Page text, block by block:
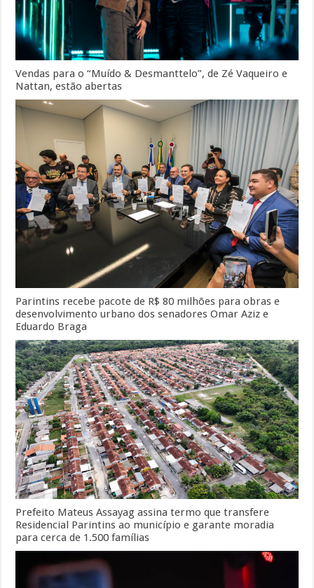
Vendas para o “Muído & Desmanttelo”, de Zé Vaqueiro e
Nattan, estão abertas
Parintins recebe pacote de R$ 80 milhões para obras e
desenvolvimento urbano dos senadores Omar Aziz e
Eduardo Braga
Prefeito Mateus Assayag assina termo que transfere
Residencial Parintins ao município e garante moradia
para cerca de 1.500 famílias